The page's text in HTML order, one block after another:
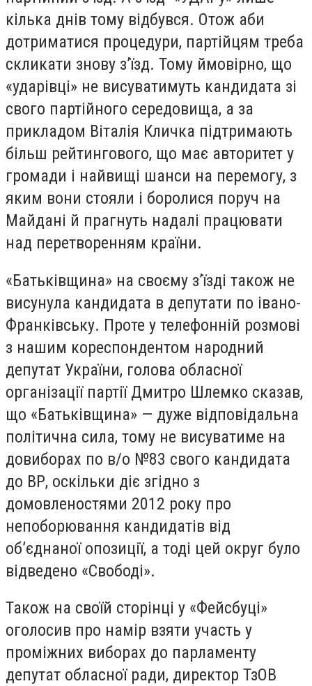
кілька днів тому відбувся. Отож аби
дотриматися процедури, партійцям треба
скликати знову з’їзд. Тому ймовірно, що
«ударівці» не висуватимуть кандидата зі
свого партійного середовища, а за
прикладом Віталія Кличка підтримають
більш рейтингового, що має авторитет у
громади і найвищі шанси на перемогу, з
яким вони стояли і боролися поруч на
Майдані й прагнуть надалі працювати
над перетворенням країни.
«Батьківщина» на своєму з’їзді також не
висунула кандидата в депутати по івано-
Франківську. Проте у телефонній розмові
з нашим кореспондентом народний
депутат України, голова обласної
організації партії Дмитро Шлемко сказав,
що «Батьківщина» — дуже відповідальна
політична сила, тому не висуватиме на
довиборах по в/о №83 свого кандидата
до ВР, оскільки діє згідно з
домовленостями 2012 року про
непоборювання кандидатів від
об’єднаної опозиції, а тоді цей округ було
відведено «Свободі».
Також на своїй сторінці у «Фейсбуці»
оголосив про намір взяти участь у
проміжних виборах до парламенту
депутат обласної ради, директор ТзОВ